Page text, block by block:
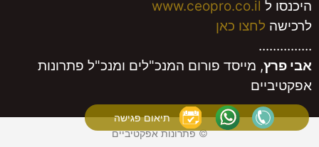
www.ceopro.co.il
לחצו כאן
, מייסד פורום המנכ"לים ומנכ"ל פתרונות
© פתרונות אפקטיביים
תיאום פגישה